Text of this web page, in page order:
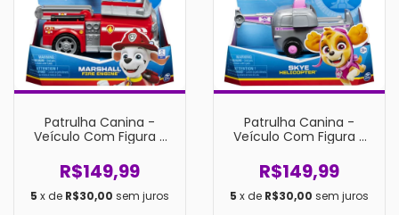
Patrulha Canina -
Veículo Com Figura -
R$149,99
5 x de R$30,00 sem juros
Patrulha Canina -
Veículo Com Figura -
R$149,99
5 x de R$30,00 sem juros